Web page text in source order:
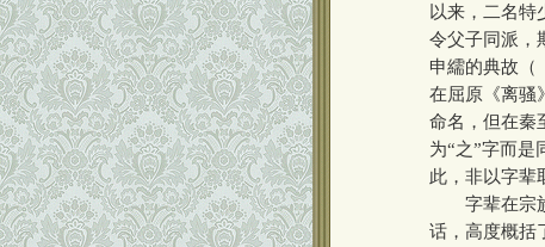
以来，二名特
令父子同派，
申繻的典故（
在屈原《离骚
命名，但在秦
为“之”字而是
此，非以字辈
字辈在宗族
话，高度概括